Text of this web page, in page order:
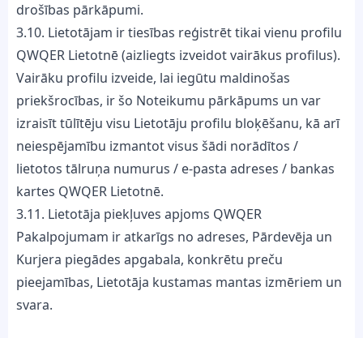
drošības pārkāpumi.
3.10. Lietotājam ir tiesības reģistrēt tikai vienu profilu
QWQER Lietotnē (aizliegts izveidot vairākus profilus).
Vairāku profilu izveide, lai iegūtu maldinošas
priekšrocības, ir šo Noteikumu pārkāpums un var
izraisīt tūlītēju visu Lietotāju profilu bloķēšanu, kā arī
neiespējamību izmantot visus šādi norādītos /
lietotos tālruņa numurus / e-pasta adreses / bankas
kartes QWQER Lietotnē.
3.11. Lietotāja piekļuves apjoms QWQER
Pakalpojumam ir atkarīgs no adreses, Pārdevēja un
Kurjera piegādes apgabala, konkrētu preču
pieejamības, Lietotāja kustamas mantas izmēriem un
svara.